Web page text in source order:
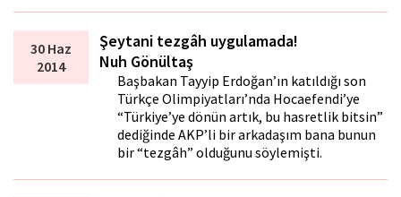
30 Haz
2014
Şeytani tezgâh uygulamada!
Nuh Gönültaş
Başbakan Tayyip Erdoğan’ın katıldığı son
Türkçe Olimpiyatları’nda Hocaefendi’ye
“Türkiye’ye dönün artık, bu hasretlik bitsin”
dediğinde AKP’li bir arkadaşım bana bunun
bir “tezgâh” olduğunu söylemişti.